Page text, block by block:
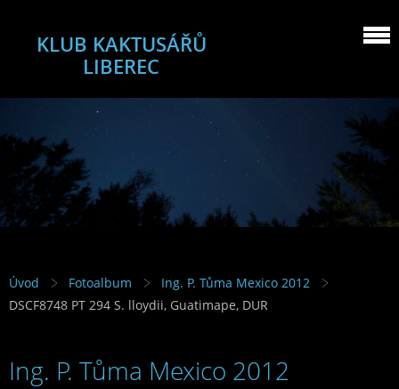
KLUB KAKTUSÁŘŮ
LIBEREC
Úvod Fotoalbum
Ing. P. Tůma Mexico 2012
DSCF8748 PT 294 S. lloydii, Guatimape, DUR
Ing. P. Tůma Mexico 2012